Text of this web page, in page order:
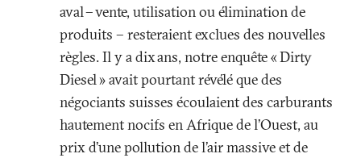
aval – vente, utilisation ou élimination de
produits – resteraient exclues des nouvelles
règles. Il y a dix ans, notre enquête «Dirty
Diesel» avait pourtant révélé que des
négociants suisses écoulaient des carburants
hautement nocifs en Afrique de l’Ouest, au
prix d’une pollution de l’air massive et de